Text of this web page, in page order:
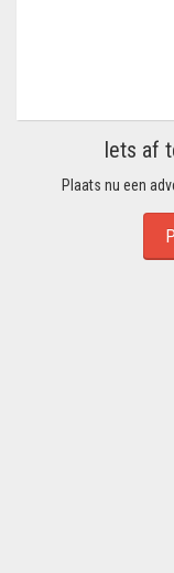
Iets af
Plaats nu een